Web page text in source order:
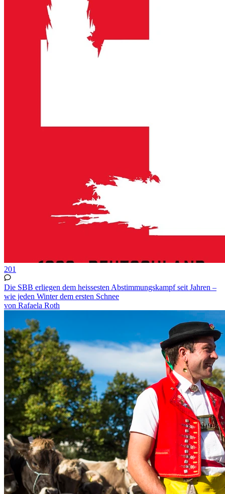
201
Die SBB erliegen dem heissesten Abstimmungskampf seit Jahren –
wie jeden Winter dem ersten Schnee
von Rafaela Roth